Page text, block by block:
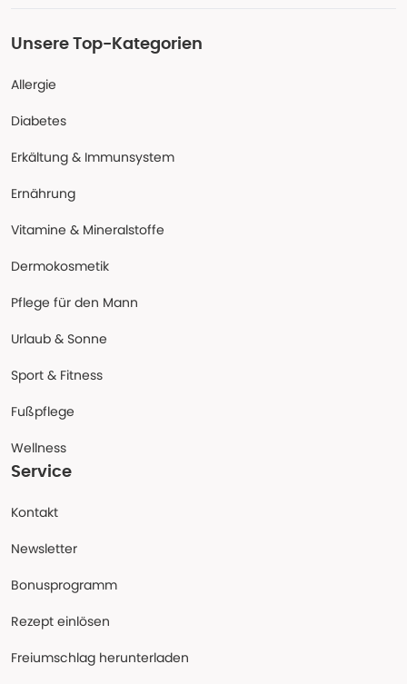
Unsere Top-Kategorien
Allergie
Diabetes
Erkältung & Immunsystem
Ernährung
Vitamine & Mineralstoffe
Dermokosmetik
Pflege für den Mann
Urlaub & Sonne
Sport & Fitness
Fußpflege
Wellness
Service
Kontakt
Newsletter
Bonusprogramm
Rezept einlösen
Freiumschlag herunterladen